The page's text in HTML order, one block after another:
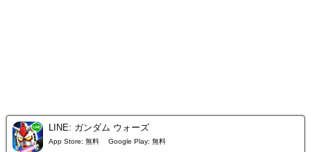
LINE: ガンダム ウォーズ
App Store: 無料 Google Play: 無料